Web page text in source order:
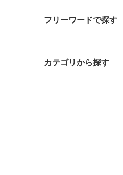
フリーワードで探す
カテゴリから探す